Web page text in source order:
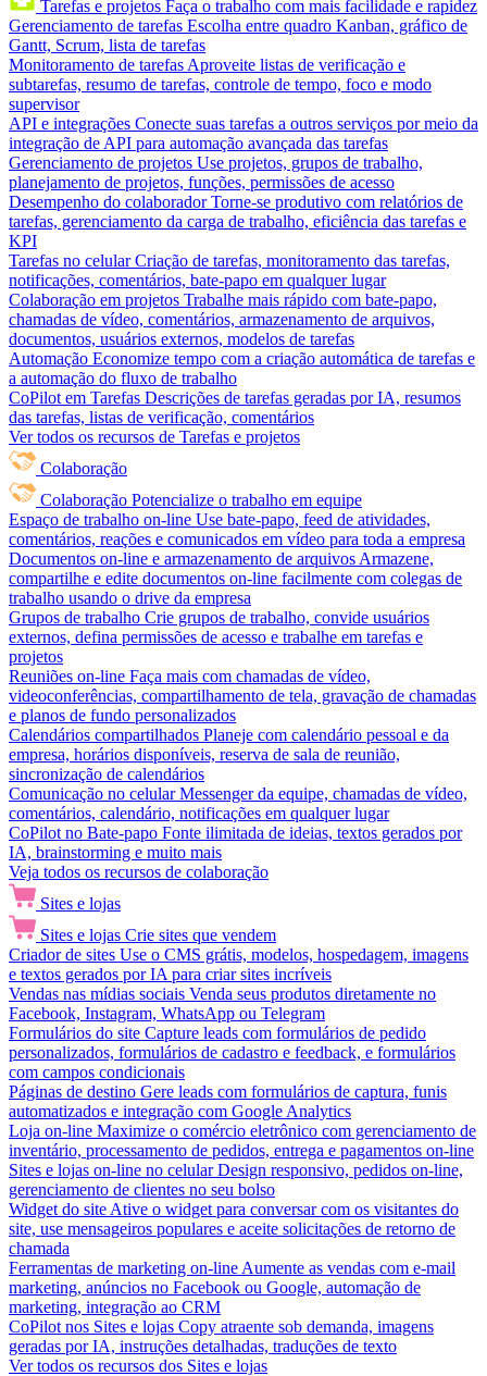
Tarefas e projetos Faça o trabalho com mais facilidade e rapidez
Gerenciamento de tarefas Escolha entre quadro Kanban, gráfico de
Gantt, Scrum, lista de tarefas
Monitoramento de tarefas Aproveite listas de verificação e
subtarefas, resumo de tarefas, controle de tempo, foco e modo
supervisor
API e integrações Conecte suas tarefas a outros serviços por meio da
integração de API para automação avançada das tarefas
Gerenciamento de projetos Use projetos, grupos de trabalho,
planejamento de projetos, funções, permissões de acesso
Desempenho do colaborador Torne-se produtivo com relatórios de
tarefas, gerenciamento da carga de trabalho, eficiência das tarefas e
KPI
Tarefas no celular Criação de tarefas, monitoramento das tarefas,
notificações, comentários, bate-papo em qualquer lugar
Colaboração em projetos Trabalhe mais rápido com bate-papo,
chamadas de vídeo, comentários, armazenamento de arquivos,
documentos, usuários externos, modelos de tarefas
Automação Economize tempo com a criação automática de tarefas e
a automação do fluxo de trabalho
CoPilot em Tarefas Descrições de tarefas geradas por IA, resumos
das tarefas, listas de verificação, comentários
Ver todos os recursos de Tarefas e projetos
Colaboração
Colaboração Potencialize o trabalho em equipe
Espaço de trabalho on-line Use bate-papo, feed de atividades,
comentários, reações e comunicados em vídeo para toda a empresa
Documentos on-line e armazenamento de arquivos Armazene,
compartilhe e edite documentos on-line facilmente com colegas de
trabalho usando o drive da empresa
Grupos de trabalho Crie grupos de trabalho, convide usuários
externos, defina permissões de acesso e trabalhe em tarefas e
projetos
Reuniões on-line Faça mais com chamadas de vídeo,
videoconferências, compartilhamento de tela, gravação de chamadas
e planos de fundo personalizados
Calendários compartilhados Planeje com calendário pessoal e da
empresa, horários disponíveis, reserva de sala de reunião,
sincronização de calendários
Comunicação no celular Messenger da equipe, chamadas de vídeo,
comentários, calendário, notificações em qualquer lugar
CoPilot no Bate-papo Fonte ilimitada de ideias, textos gerados por
IA, brainstorming e muito mais
Veja todos os recursos de colaboração
Sites e lojas
Sites e lojas Crie sites que vendem
Criador de sites Use o CMS grátis, modelos, hospedagem, imagens
e textos gerados por IA para criar sites incríveis
Vendas nas mídias sociais Venda seus produtos diretamente no
Facebook, Instagram, WhatsApp ou Telegram
Formulários do site Capture leads com formulários de pedido
personalizados, formulários de cadastro e feedback, e formulários
com campos condicionais
Páginas de destino Gere leads com formulários de captura, funis
automatizados e integração com Google Analytics
Loja on-line Maximize o comércio eletrônico com gerenciamento de
inventário, processamento de pedidos, entrega e pagamentos on-line
Sites e lojas on-line no celular Design responsivo, pedidos on-line,
gerenciamento de clientes no seu bolso
Widget do site Ative o widget para conversar com os visitantes do
site, use mensageiros populares e aceite solicitações de retorno de
chamada
Ferramentas de marketing on-line Aumente as vendas com e-mail
marketing, anúncios no Facebook ou Google, automação de
marketing, integração ao CRM
CoPilot nos Sites e lojas Copy atraente sob demanda, imagens
geradas por IA, instruções detalhadas, traduções de texto
Ver todos os recursos dos Sites e lojas